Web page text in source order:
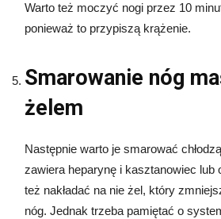
Warto też moczyć nogi przez 10
ponieważ to przypiszą krążenie.
Smarowanie nóg
żelem
Następnie warto je smarować
zawiera heparynę i kasztanowiec lub
też nakładać na nie żel, który
nóg. Jednak trzeba pamiętać o